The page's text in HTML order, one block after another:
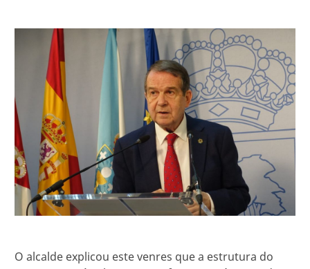
O alcalde explicou este venres que a estrutura do